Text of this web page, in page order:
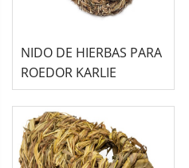
NIDO DE HIERBAS PARA
ROEDOR KARLIE